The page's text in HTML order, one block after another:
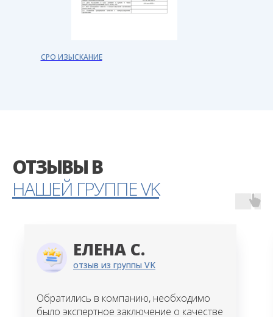
СРО ИЗЫСКАНИЕ
ОТЗЫВЫ В
НАШЕЙ ГРУППЕ VK
ЕЛЕНА С.
отзыв из группы VK
Обратились в компанию, необходимо
было экспертное заключение о качестве